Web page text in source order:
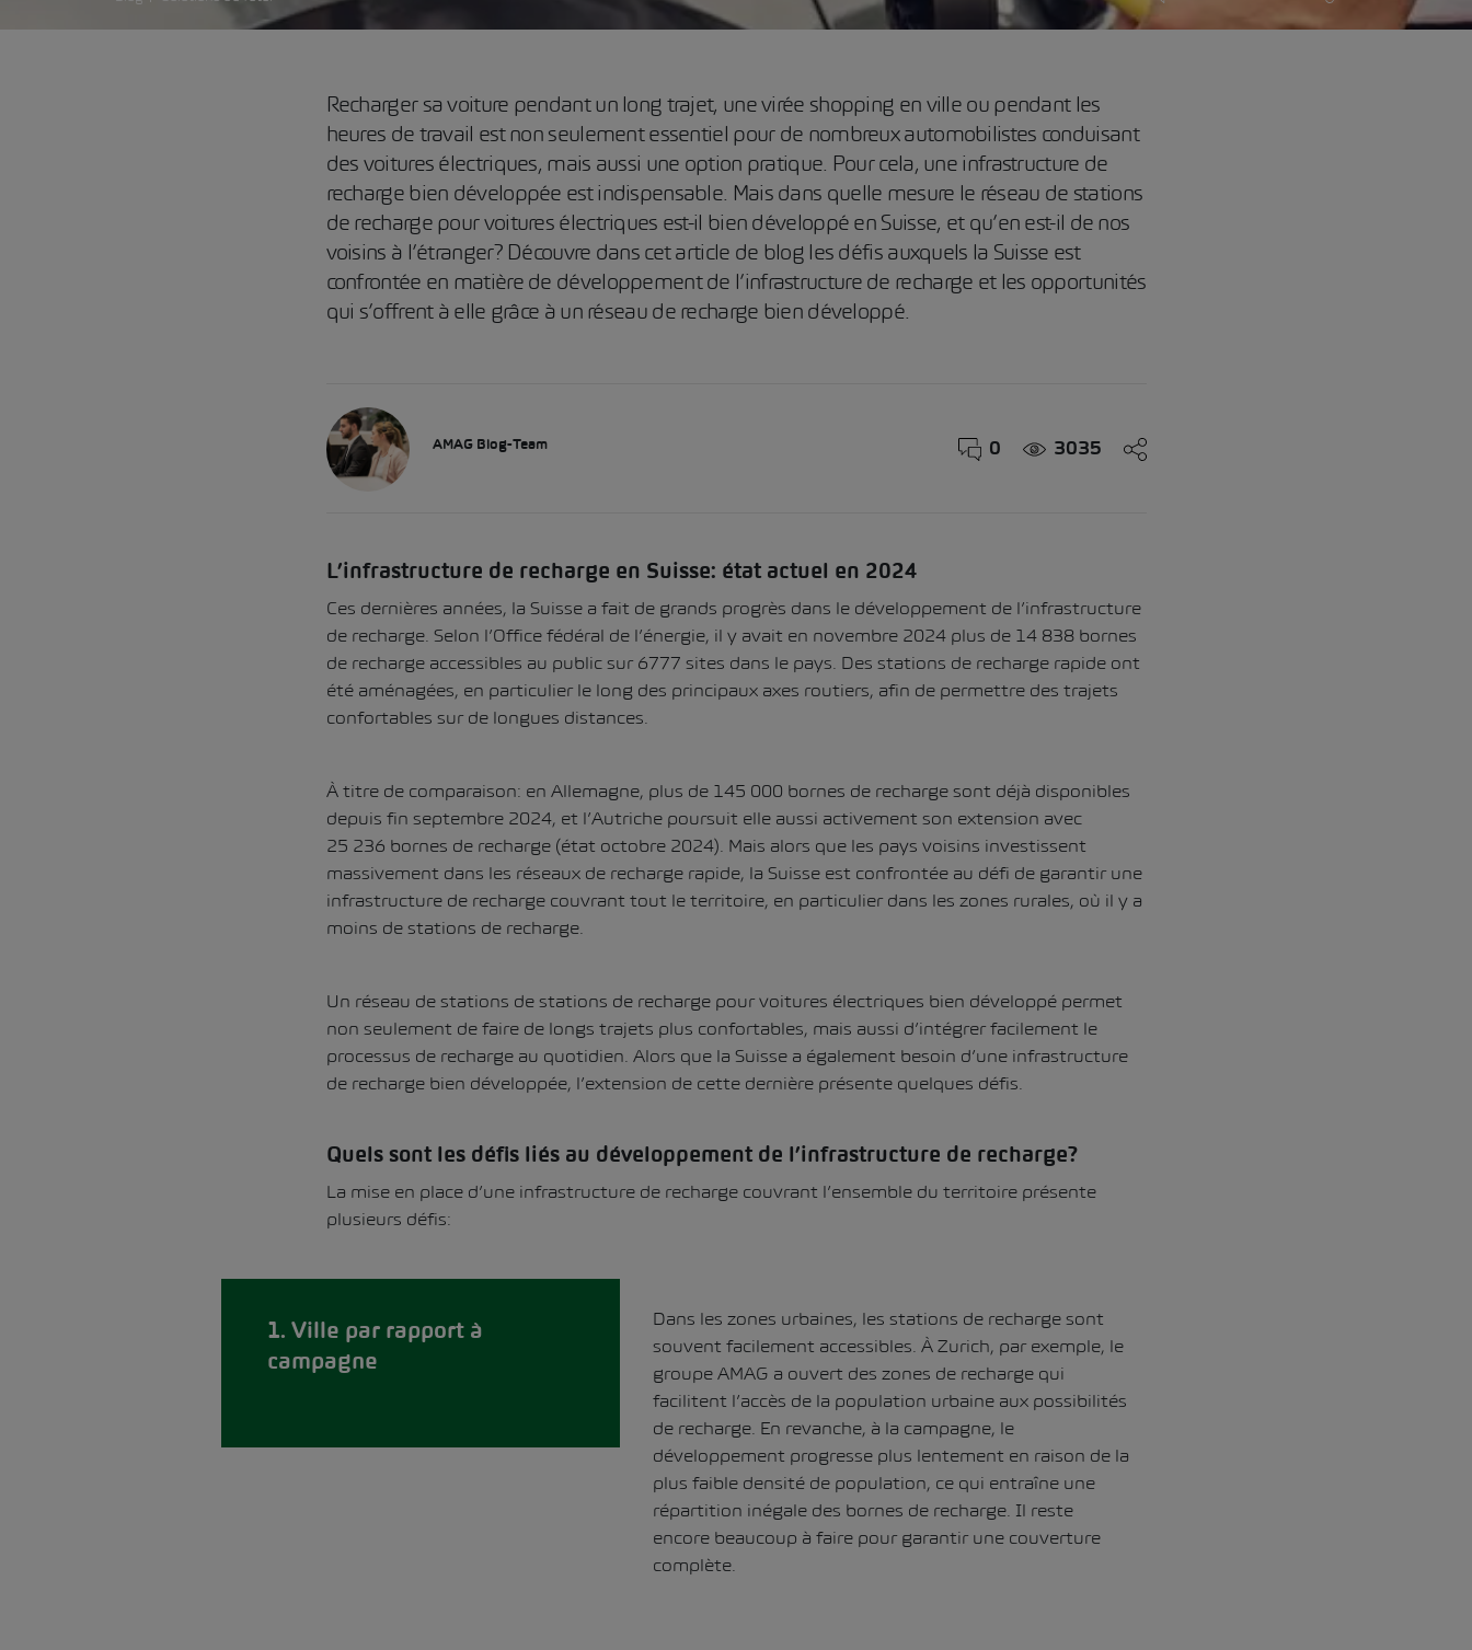
Recharger sa voiture pendant un long trajet, une virée shopping en ville ou pendant les
heures de travail est non seulement essentiel pour de nombreux automobilistes conduisant
des voitures électriques, mais aussi une option pratique. Pour cela, une infrastructure de
recharge bien développée est indispensable. Mais dans quelle mesure le réseau de stations
de recharge pour voitures électriques est-il bien développé en Suisse, et qu’en est-il de nos
voisins à l’étranger? Découvre dans cet article de blog les défis auxquels la Suisse est
confrontée en matière de développement de l’infrastructure de recharge et les opportunités
qui s’offrent à elle grâce à un réseau de recharge bien développé.
AMAG Blog-Team 0 3035
L’infrastructure de recharge en Suisse: état actuel en 2024
Ces dernières années, la Suisse a fait de grands progrès dans le développement de l’infrastructure
de recharge. Selon l’Office fédéral de l’énergie, il y avait en novembre 2024 plus de 14 838 bornes
de recharge accessibles au public sur 6777 sites dans le pays. Des stations de recharge rapide ont
été aménagées, en particulier le long des principaux axes routiers, afin de permettre des trajets
confortables sur de longues distances.
À titre de comparaison: en Allemagne, plus de 145 000 bornes de rechargesont déjà disponibles
depuis fin septembre 2024, et l’Autriche poursuit elle aussi activement son extension avec
25 236 bornes de recharge(état octobre 2024). Mais alors que les pays voisins investissent
massivement dans les réseaux de recharge rapide, la Suisse est confrontée au défi de garantir une
infrastructure de recharge couvrant tout le territoire, en particulier dans les zones rurales, où il y a
moins de stations de recharge.
Un réseau de stations de stations de recharge pour voitures électriques bien développé permet
non seulement de faire de longs trajets plus confortables, mais aussi d’intégrer facilement le
processus de recharge au quotidien. Alors que la Suisse a également besoin d’une infrastructure
de recharge bien développée, l’extension de cette dernière présente quelques défis.
Quels sont les défis liés au développement de l’infrastructure de recharge?
La mise en place d’une infrastructure de recharge couvrant l’ensemble du territoire présente
plusieurs défis:
1. Ville par rapport à
campagne
Dans les zones urbaines, les stations de recharge sont
souvent facilement accessibles. À Zurich, par exemple, le
groupe AMAG a ouvert deszones de recharge qui
facilitent l’accès de la population urbaine aux possibilités
de recharge. En revanche, à la campagne, le
développement progresse plus lentement en raison de la
plus faible densité de population, ce qui entraîne une
répartition inégale des bornes de recharge. Il reste
encore beaucoup à faire pour garantir une couverture
complète.